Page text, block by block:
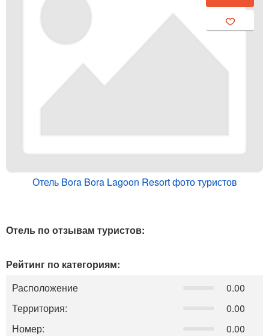
Отель Bora Bora Lagoon Resort фото туристов
Отель по отзывам туристов:
Рейтинг по категориям:
Расположение
0.00
Территория:
0.00
Номер:
0.00